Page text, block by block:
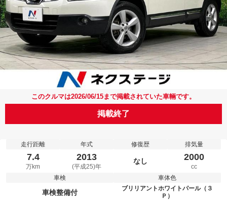
このクルマは2026/06/15まで掲載されていた車輛です。
掲載終了
走行距離
7.4
万km
年式
2013
(平成25)年
修復歴
なし
排気量
2000
cc
車検
車検整備付
車体色
ブリリアントホワイトパール（３
Ｐ）